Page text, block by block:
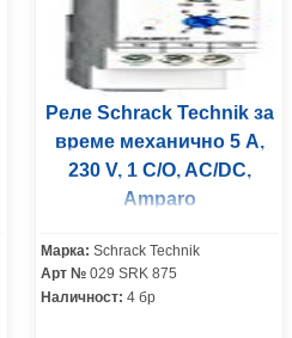
Реле Schrack Technik за
време механично 5 A,
230 V, 1 C/O, AC/DC,
Amparo
Марка: Schrack Technik
Арт № 029 SRK 875
Наличност: 4 бр